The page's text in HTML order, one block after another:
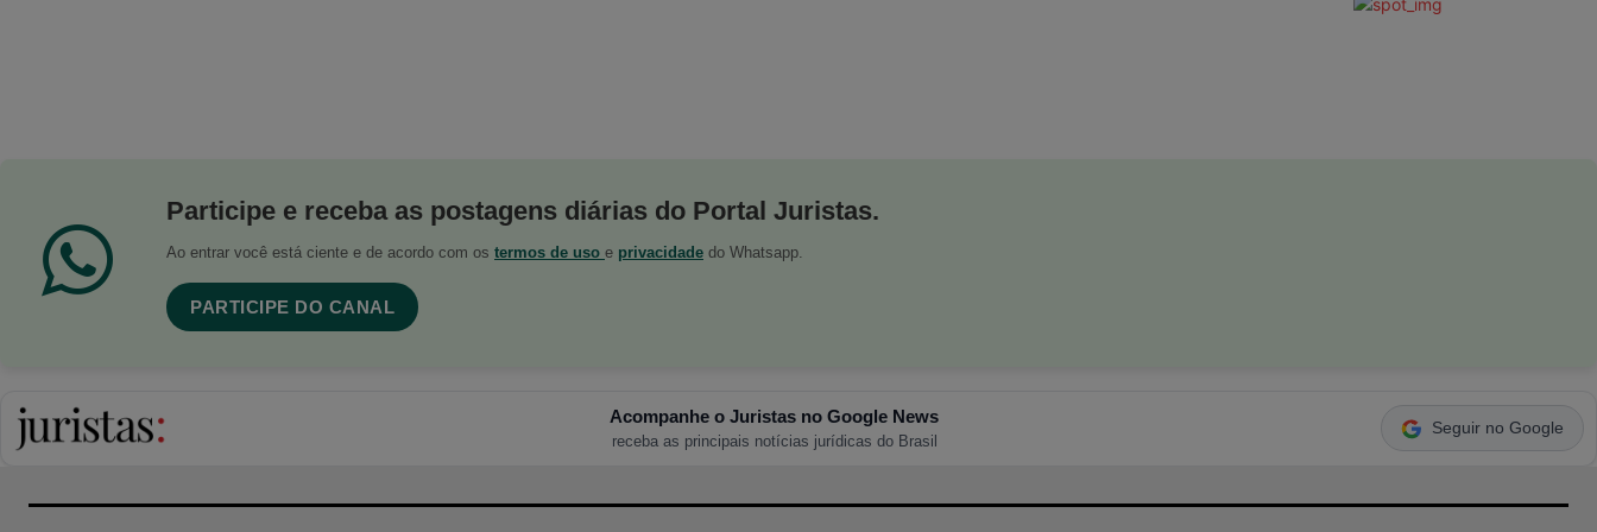
Participe e receba as postagens diárias do Portal Juristas.
Ao entrar você está ciente e de acordo com os termos de uso e privacidade do Whatsapp.
PARTICIPE DO CANAL
Acompanhe o Juristas no Google News
receba as principais notícias jurídicas do Brasil
Seguir no Google